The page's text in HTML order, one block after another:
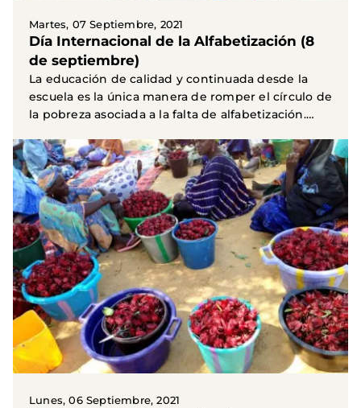
Martes, 07 Septiembre, 2021
Día Internacional de la Alfabetización (8
de septiembre)
La educación de calidad y continuada desde la
escuela es la única manera de romper el círculo de
la pobreza asociada a la falta de alfabetización.
Lunes, 06 Septiembre, 2021